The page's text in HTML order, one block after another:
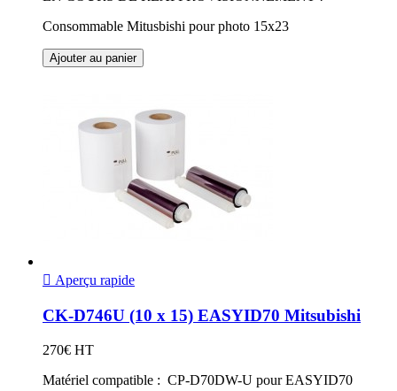
Consommable Mitusbishi pour photo 15x23
Ajouter au panier
 Aperçu rapide
CK-D746U (10 x 15) EASYID70 Mitsubishi
270€ HT
Matériel compatible : CP-D70DW-U pour EASYID70